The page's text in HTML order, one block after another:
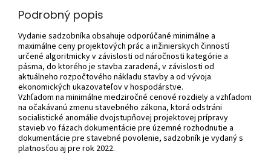
Podrobný popis
Vydanie sadzobníka obsahuje odporúčané minimálne a
maximálne ceny projektových prác a inžinierskych činností
určené algoritmicky v závislosti od náročnosti kategórie a
pásma, do ktorého je stavba zaradená, v závislosti od
aktuálneho rozpočtového nákladu stavby a od vývoja
ekonomických ukazovateľov v hospodárstve.
Vzhľadom na minimálne medziročné cenové rozdiely a vzhľadom
na očakávanú zmenu stavebného zákona, ktorá odstráni
socialistické anomálie dvojstupňovej projektovej prípravy
stavieb vo fázach dokumentácie pre územné rozhodnutie a
dokumentácie pre stavebné povolenie, sadzobník je vydaný s
platnosťou aj pre rok 2022.